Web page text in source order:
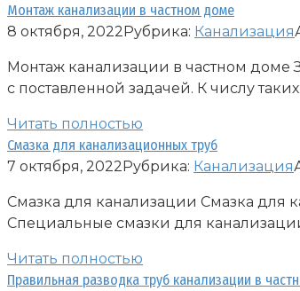
Монтаж канализации в частном доме
8 октября, 2022Рубрика: Канализация
Монтаж канализации в частном доме
с поставленной задачей. К числу
Читать полностью
Смазка для канализационных труб
7 октября, 2022Рубрика: Канализация
Смазка для канализации Смазка для
Специальные смазки для
Читать полностью
Правильная разводка труб канализации в